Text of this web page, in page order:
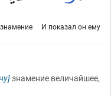
И показал он ему
знамение
знамение величайшее,